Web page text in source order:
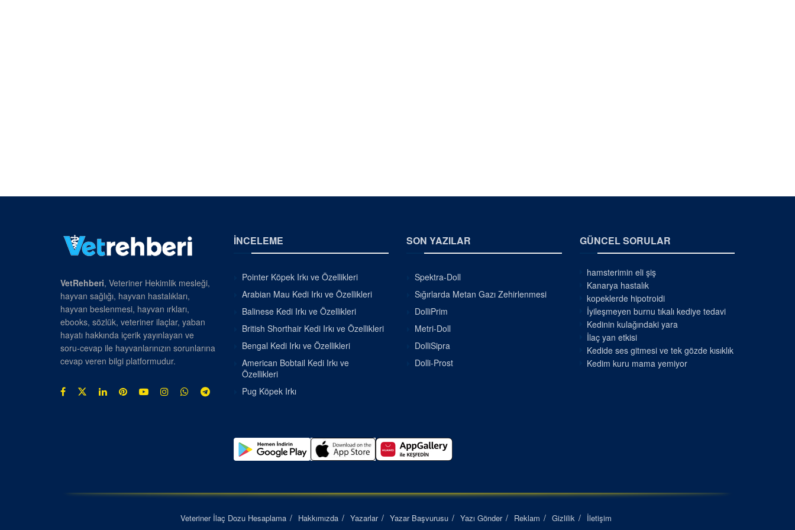
VetRehberi, Veteriner Hekimlik mesleği,
hayvan sağlığı, hayvan hastalıkları,
hayvan beslenmesi, hayvan ırkları,
ebooks, sözlük, veteriner ilaçlar, yaban
hayatı hakkında içerik yayınlayan ve
soru-cevap ile hayvanlarınızın sorunlarına
cevap veren bilgi platformudur.
İNCELEME
Pointer Köpek Irkı ve Özellikleri
Arabian Mau Kedi Irkı ve Özellikleri
Balinese Kedi Irkı ve Özellikleri
British Shorthair Kedi Irkı ve Özellikleri
Bengal Kedi Irkı ve Özellikleri
American Bobtail Kedi Irkı ve
Özellikleri
Pug Köpek Irkı
SON YAZILAR
Spektra-Doll
Sığırlarda Metan Gazı Zehirlenmesi
DolliPrim
Metri-Doll
DolliSipra
Dolli-Prost
GÜNCEL SORULAR
hamsterimin eli şiş
Kanarya hastalık
kopeklerde hipotroidi
İyileşmeyen burnu tıkalı kediye tedavi
Kedinin kulağındaki yara
İlaç yan etkisi
Kedide ses gitmesi ve tek gözde kısıklık
Kedim kuru mama yemiyor
Veteriner İlaç Dozu Hesaplama Hakkımızda Yazarlar Yazar Başvurusu Yazı Gönder Reklam Gizlilik İletişim